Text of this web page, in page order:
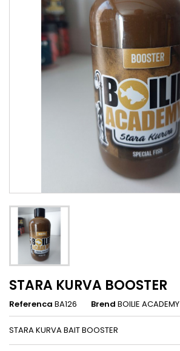
STARA KURVA BOOSTER
Referenca BA126 Brend BOILIE ACADEMY
STARA KURVA BAIT BOOSTER